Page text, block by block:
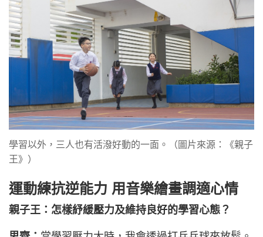
學習以外，三人也有活潑好動的一面。（圖片來源：《親子
王》）
運動練抗逆能力 用音樂繪畫調適心情
親子王：怎樣紓緩壓力及維持良好的學習心態？